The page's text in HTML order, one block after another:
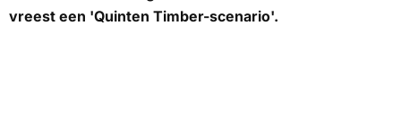
vreest een 'Quinten Timber-scenario'.